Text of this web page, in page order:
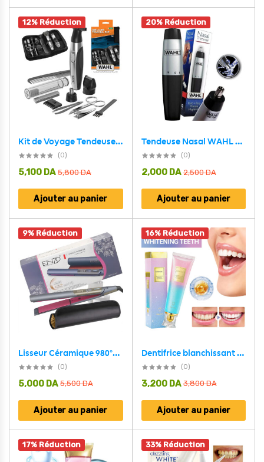
12% Réduction
Kit de Voyage Tendeuse WAHL avec accessoires de soins pour hommes – طقم آلة حلاقة مع أدوات العناية للرجال
(0)
5,800DA
5,100 DA
Ajouter au panier
20% Réduction
Tendeuse Nasal WAHL Portable pour homme – آلة إزالة شعر الأنف
(0)
2,500DA
2,000 DA
Ajouter au panier
9% Réduction
Lisseur Céramique 980°F Plaque 1.5″ Titane ENZO EN-3827 – مملس شعر إينزو
(0)
5,500DA
5,000 DA
Ajouter au panier
16% Réduction
Dentifrice blanchissant à la niacinamide UTOGRU Triple action blanchissante – معجون تبييض الأسنان
(0)
3,800DA
3,200 DA
Ajouter au panier
17% Réduction 33% Réduction